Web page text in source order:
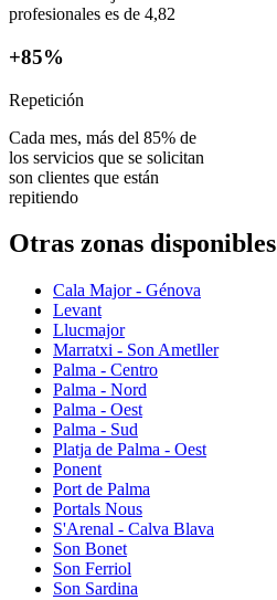
profesionales es de 4,82
+85%
Repetición
Cada mes, más del 85% de
los servicios que se solicitan
son clientes que están
repitiendo
Otras zonas disponibles
Cala Major - Génova
Levant
Llucmajor
Marratxi - Son Ametller
Palma - Centro
Palma - Nord
Palma - Oest
Palma - Sud
Platja de Palma - Oest
Ponent
Port de Palma
Portals Nous
S'Arenal - Calva Blava
Son Bonet
Son Ferriol
Son Sardina